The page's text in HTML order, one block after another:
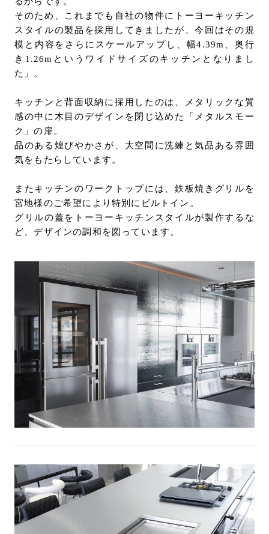
そのため、これまでも自社の物件にトーヨーキッチン
スタイルの製品を採用してきましたが、今回はその規
模と内容をさらにスケールアップし、幅4.39m、奥行
き1.26mというワイドサイズのキッチンとなりまし
た」。
キッチンと背面収納に採用したのは、メタリックな質
感の中に木目のデザインを閉じ込めた「メタルスモー
ク」の扉。
品のある煌びやかさが、大空間に洗練と気品ある雰囲
気をもたらしています。
またキッチンのワークトップには、鉄板焼きグリルを
宮地様のご希望により特別にビルトイン。
グリルの蓋をトーヨーキッチンスタイルが製作するな
ど、デザインの調和を図っています。